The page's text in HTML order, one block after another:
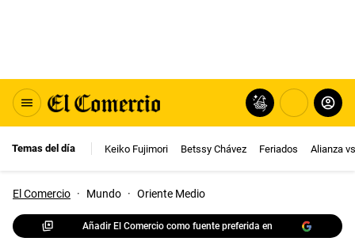
Temas del día Keiko Fujimori Betssy Chávez Feriados Alianza
El Comercio · Mundo · Oriente Medio
Añadir El Comercio como fuente preferida en